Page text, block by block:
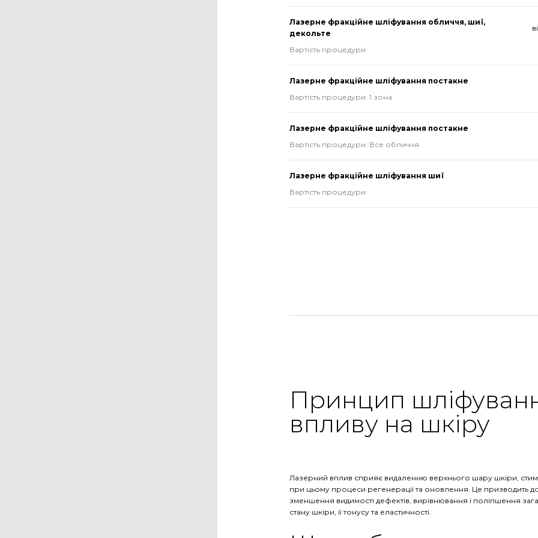
Лазерне фракційне шліфування обличчя, шиї,
декольте
Вартість процедури
Лазерне фракційне шліфування постакне
Вартість процедури. 1 зона
Лазерне фракційне шліфування постакне
Вартість процедури. Все обличчя
Лазерне фракційне шліфування шиї
Вартість процедури
Принцип
впливу на шкіру
Лазерний вплив сприяє видаленню верхнього шару шкіри,
при цьому процеси регенерації та оновлення. Це призводить
зменшення видимості дефектів, вирівнювання і поліпшення
стану шкіри, її тонусу та еластичності.